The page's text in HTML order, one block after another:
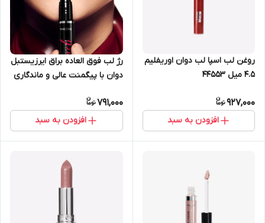
روغن لب اسپا لب دوان اوریفلیم
4.5 میل 44553
927,000
افزودن به سبد
رژ لب فوق العاده براق ایرزیستبل
دوان با پیگمنت عالی و ماندگاری
791,000
افزودن به سبد